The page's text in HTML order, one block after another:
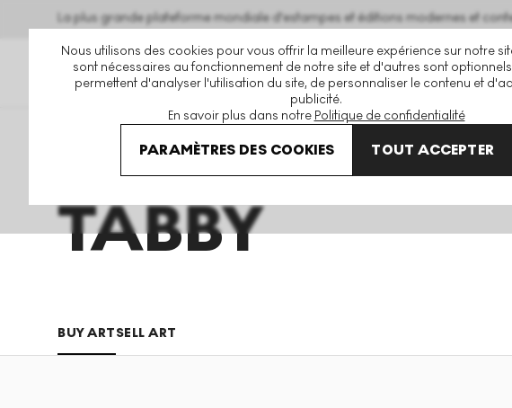
Nous utilisons des cookies pour vous offrir la meilleure expérience sur notre
sont nécessaires au fonctionnement de notre site et d'autres sont
permettent d'analyser l'utilisation du site, de personnaliser le contenu et
publicité.
En savoir plus dans notre Politique de confidentialité
PARAMÈTRES DES COOKIES TOUT ACCEPTER
La plus grande plateforme mondiale d'estampes et éditions modernes et
TABBY
BUY ARTSELL ART